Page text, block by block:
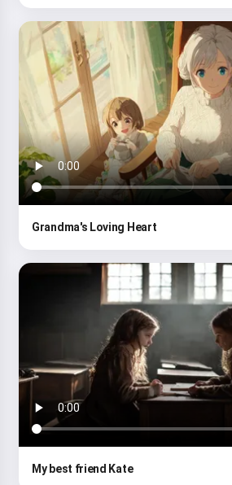
Grandma's Loving Heart
My best friend Kate